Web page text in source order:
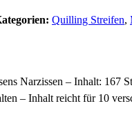
Quilling Streifen,
Narzissen – Inhalt: 167
– Inhalt reicht für 10